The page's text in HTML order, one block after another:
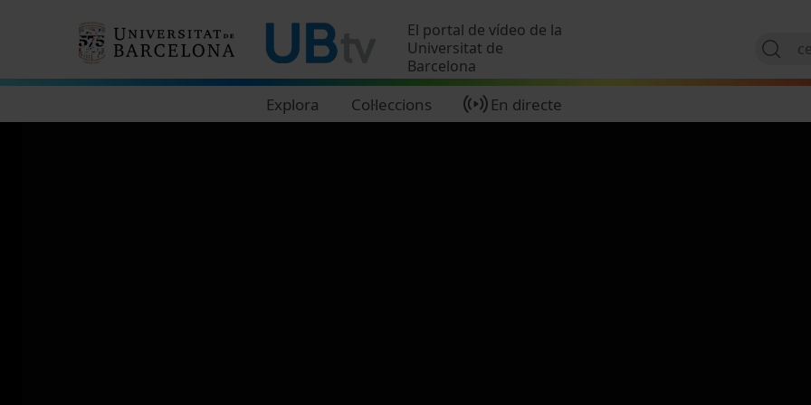
El portal de vídeo de la
Universitat de
Barcelona
Explora Col·leccions En directe